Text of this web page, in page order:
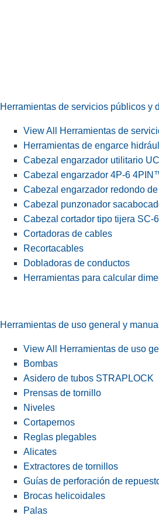
Herramientas de servicios públicos y
View All Herramientas de
Herramientas de engarce
Cabezal engarzador utilitario
Cabezal engarzador 4P-6
Cabezal engarzador redondo
Cabezal punzonador
Cabezal cortador tipo tijera SC-
Cortadoras de cables
Recortacables
Dobladoras de conductos
Herramientas para calcular
Herramientas de uso general y
View All Herramientas de uso
Bombas
Asidero de tubos STRAPLOCK
Prensas de tornillo
Niveles
Cortapernos
Reglas plegables
Alicates
Extractores de tornillos
Guías de perforación de
Brocas helicoidales
Palas